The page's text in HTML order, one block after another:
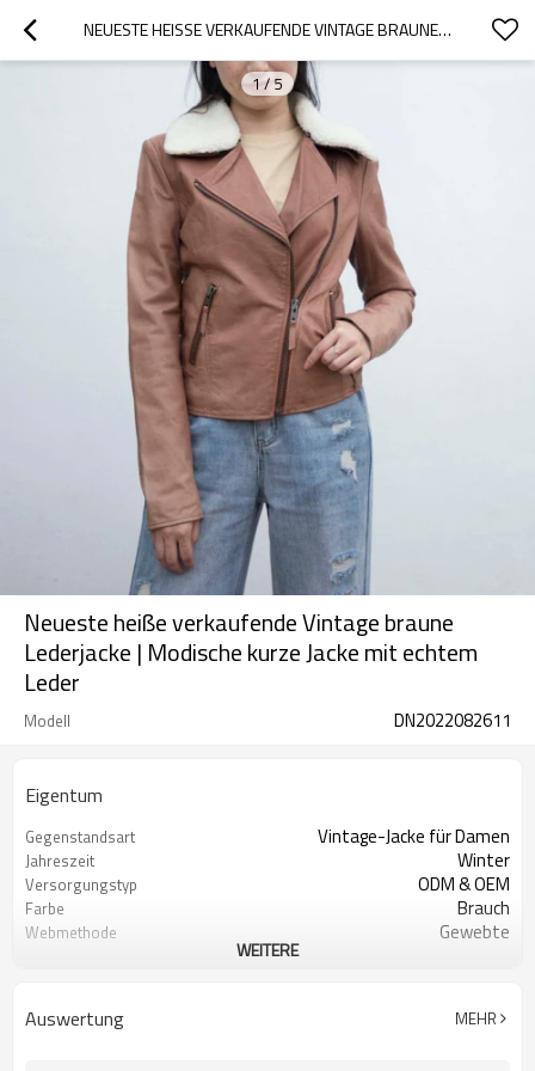
NEUESTE HEISSE VERKAUFENDE VINTAGE BRAUNE LEDERJACKE | MODISCHE KURZE JACKE MIT ECHTEM LEDER
1/5
Neueste heiße verkaufende Vintage braune
Lederjacke | Modische kurze Jacke mit echtem
Leder
Modell DN2022082611
Eigentum
Gegenstandsart Vintage-Jacke für Damen
Jahreszeit Winter
Versorgungstyp ODM & OEM
Farbe Brauch
Webmethode Gewebte
Füllung 100% Polyester
WEITERE
Auswertung MEHR